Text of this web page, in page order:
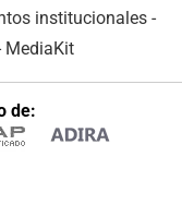
institucionales-
MediaKit
de: